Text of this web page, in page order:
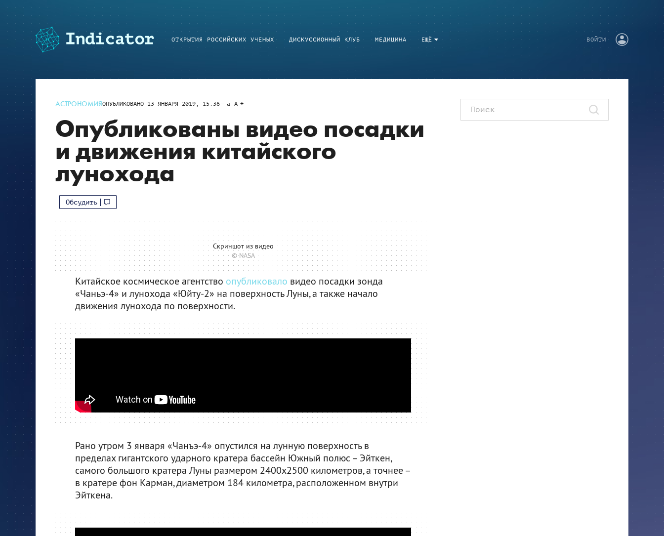
ЕЩЁ
ОТКРЫТИЯ РОССИЙСКИХ УЧЕНЫХ ДИСКУССИОННЫЙ КЛУБ МЕДИЦИНА ВОЙТИ
АСТРОНОМИЯОПУБЛИКОВАНО 13 ЯНВАРЯ 2019, 15:36 a A
Опубликованы видео посадки
и движения китайского
лунохода
Обсудить
Скриншот из видео
© NASA
Китайское космическое агентство опубликовало видео посадки зонда
«Чаньэ-4» и лунохода «Юйту-2» на поверхность Луны, а также начало
движения лунохода по поверхности.
Рано утром 3 января «Чанъэ-4» опустился на лунную поверхность в
пределах гигантского ударного кратера бассейн Южный полюс – Эйткен,
самого большого кратера Луны размером 2400х2500 километров, а точнее –
в кратере фон Карман, диаметром 184 километра, расположенном внутри
Эйткена.